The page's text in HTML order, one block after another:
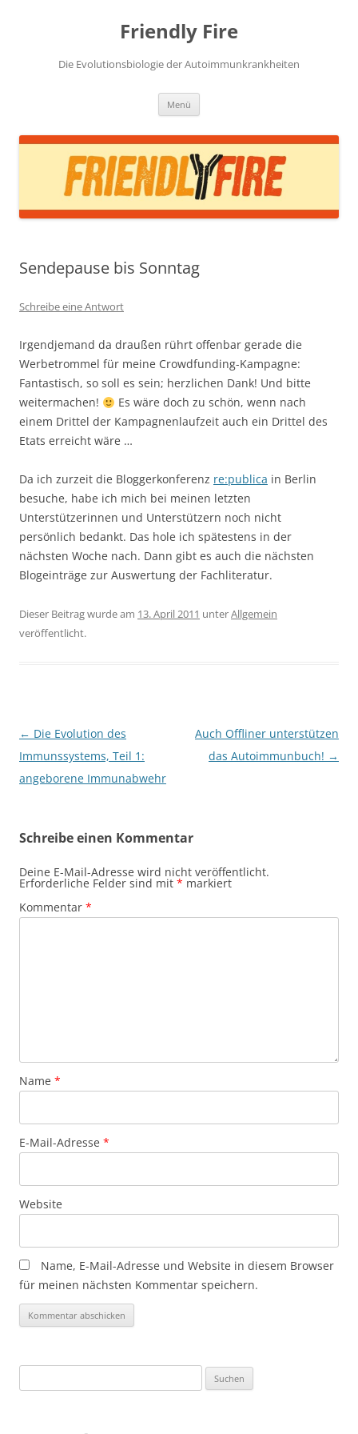
Friendly Fire
Die Evolutionsbiologie der Autoimmunkrankheiten
Menü
Sendepause bis Sonntag
Schreibe eine Antwort
Irgendjemand da draußen rührt offenbar gerade die
Werbetrommel für meine Crowdfunding-Kampagne:
Fantastisch, so soll es sein; herzlichen Dank! Und bitte
weitermachen!
Es wäre doch zu schön, wenn nach
einem Drittel der Kampagnenlaufzeit auch ein Drittel des
Etats erreicht wäre …
Da ich zurzeit die Bloggerkonferenz re:publica in Berlin
besuche, habe ich mich bei meinen letzten
Unterstützerinnen und Unterstützern noch nicht
persönlich bedankt. Das hole ich spätestens in der
nächsten Woche nach. Dann gibt es auch die nächsten
Blogeinträge zur Auswertung der Fachliteratur.
Dieser Beitrag wurde am 13. April 2011 unterAllgemein
veröffentlicht.
Beitragsnavigation
← Die Evolution des
Immunssystems, Teil 1:
angeborene Immunabwehr
Auch Offliner unterstützen
das Autoimmunbuch! →
Schreibe einen Kommentar
Deine E-Mail-Adresse wird nicht veröffentlicht.
Erforderliche Felder sind mit * markiert
Kommentar *
Name *
E-Mail-Adresse *
Website
Name, E-Mail-Adresse und Website in diesem Browser
für meinen nächsten Kommentar speichern.
nach: